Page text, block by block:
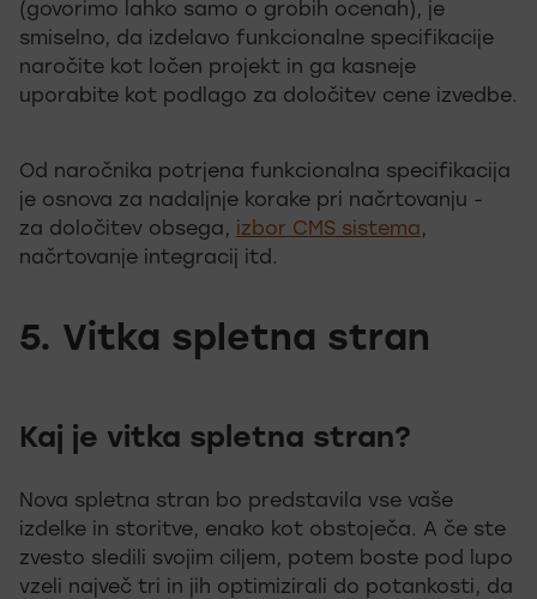
(govorimo lahko samo o grobih ocenah), je
smiselno, da izdelavo funkcionalne specifikacije
naročite kot ločen projekt in ga kasneje
uporabite kot podlago za določitev cene izvedbe.
Od naročnika potrjena funkcionalna specifikacija
je osnova za nadaljnje korake pri načrtovanju -
za določitev obsega, izbor CMS sistema,
načrtovanje integracij itd.
5. Vitka spletna stran
Kaj je vitka spletna stran?
Nova spletna stran bo predstavila vse vaše
izdelke in storitve, enako kot obstoječa. A če ste
zvesto sledili svojim ciljem, potem boste pod lupo
vzeli največ tri in jih optimizirali do potankosti, da